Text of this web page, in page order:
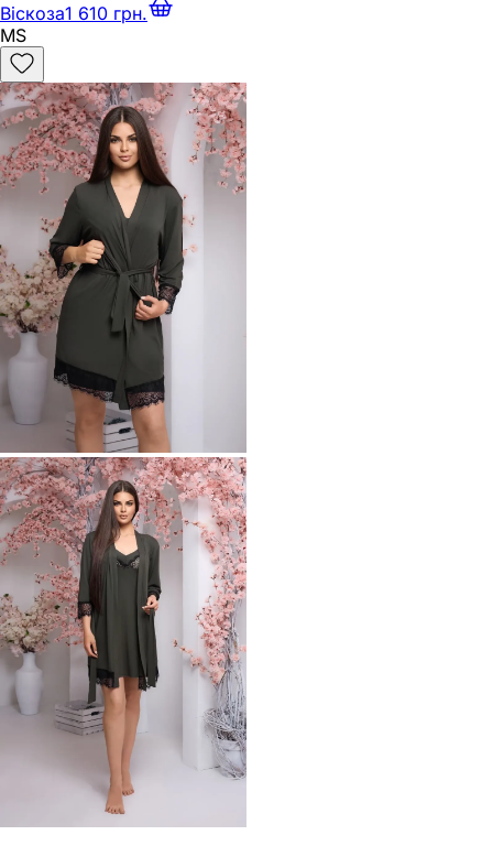
Віскоза1 610 грн.
MS